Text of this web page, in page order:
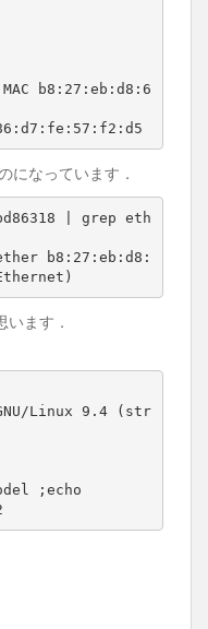
b8:27:eb:d8:6
になっています．
| grep eth
ます．
Linux 9.4 (str
;echo